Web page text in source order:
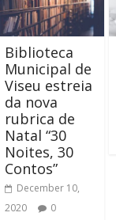
Biblioteca
Municipal de
Viseu estreia
da nova
rubrica de
Natal “30
Noites, 30
Contos”
December 10,
2020
0